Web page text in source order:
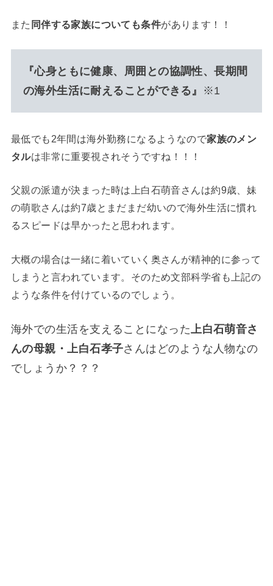
また 同伴する家族についても条件があります！！
『心身ともに健康、周囲との協調性、長期間
の海外生活に耐えることができる』
※1
最低でも2年間は海外勤務になるようなので家族のメン
タルは非常に重要視されそうですね！！！
父親の派遣が決まった時は上白石萌音さんは約9歳、妹
の萌歌さんは約7歳とまだまだ幼いので海外生活に慣れ
るスピードは早かったと思われます。
大概の場合は一緒に着いていく奥さんが精神的に参って
しまうと言われています。そのため文部科学省も上記の
ような条件を付けているのでしょう。
海外での生活を支えることになった 上白石萌音さ
んの母親・上白石孝子さんはどのような人物なの
でしょうか？？？